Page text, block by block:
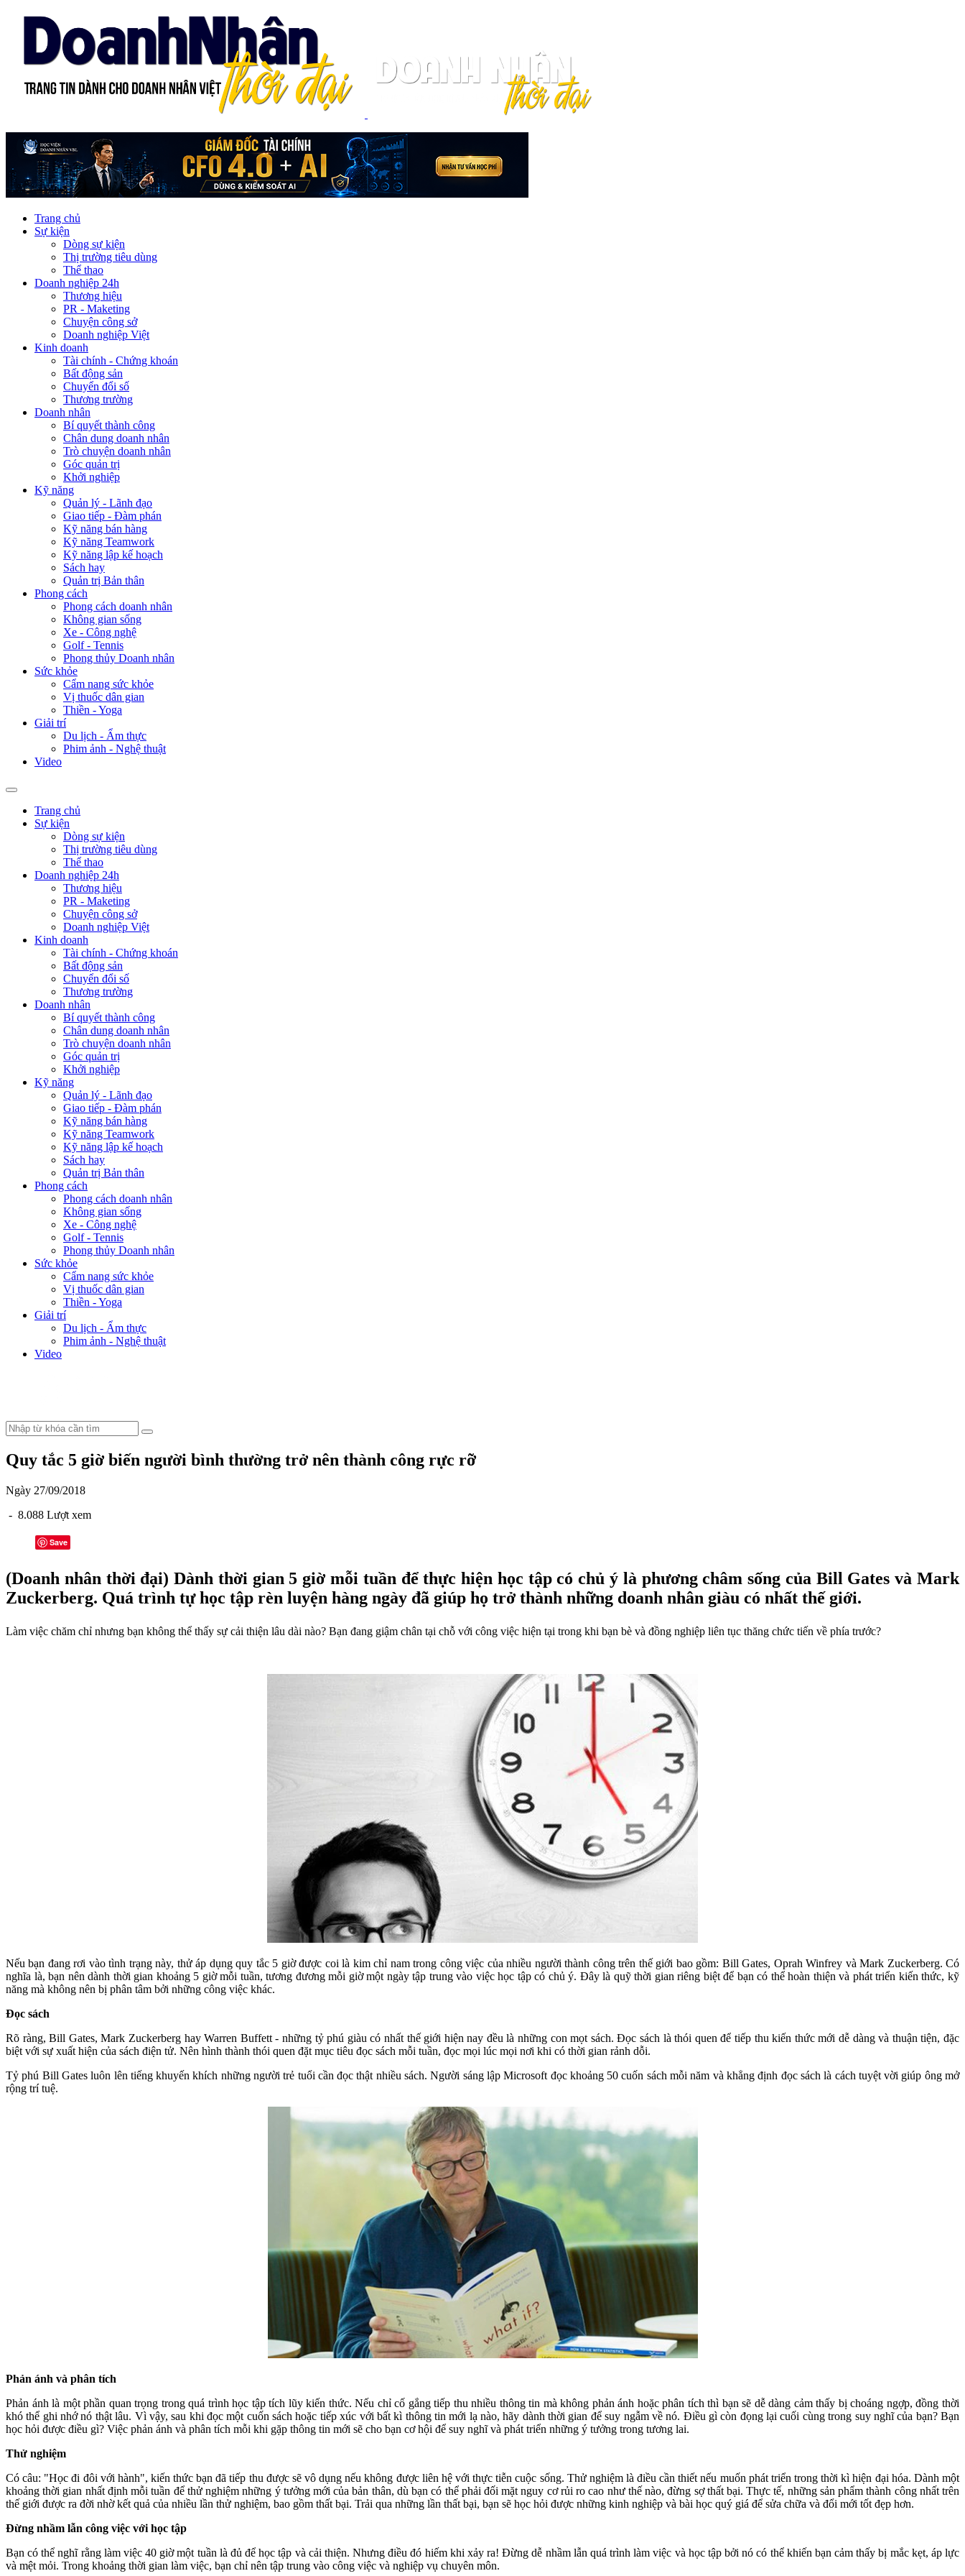
Trang chủ
Sự kiện
Dòng sự kiện
Thị trường tiêu dùng
Thể thao
Doanh nghiệp 24h
Thương hiệu
PR - Maketing
Chuyện công sở
Doanh nghiệp Việt
Kinh doanh
Tài chính - Chứng khoán
Bất động sản
Chuyển đổi số
Thương trường
Doanh nhân
Bí quyết thành công
Chân dung doanh nhân
Trò chuyện doanh nhân
Góc quản trị
Khởi nghiệp
Kỹ năng
Quản lý - Lãnh đạo
Giao tiếp - Đàm phán
Kỹ năng bán hàng
Kỹ năng Teamwork
Kỹ năng lập kế hoạch
Sách hay
Quản trị Bản thân
Phong cách
Phong cách doanh nhân
Không gian sống
Xe - Công nghệ
Golf - Tennis
Phong thủy Doanh nhân
Sức khỏe
Cẩm nang sức khỏe
Vị thuốc dân gian
Thiền - Yoga
Giải trí
Du lịch - Ẩm thực
Phim ảnh - Nghệ thuật
Video
Trang chủ
Sự kiện
Dòng sự kiện
Thị trường tiêu dùng
Thể thao
Doanh nghiệp 24h
Thương hiệu
PR - Maketing
Chuyện công sở
Doanh nghiệp Việt
Kinh doanh
Tài chính - Chứng khoán
Bất động sản
Chuyển đổi số
Thương trường
Doanh nhân
Bí quyết thành công
Chân dung doanh nhân
Trò chuyện doanh nhân
Góc quản trị
Khởi nghiệp
Kỹ năng
Quản lý - Lãnh đạo
Giao tiếp - Đàm phán
Kỹ năng bán hàng
Kỹ năng Teamwork
Kỹ năng lập kế hoạch
Sách hay
Quản trị Bản thân
Phong cách
Phong cách doanh nhân
Không gian sống
Xe - Công nghệ
Golf - Tennis
Phong thủy Doanh nhân
Sức khỏe
Cẩm nang sức khỏe
Vị thuốc dân gian
Thiền - Yoga
Giải trí
Du lịch - Ẩm thực
Phim ảnh - Nghệ thuật
Video
Quy tắc 5 giờ biến người bình thường trở nên thành công rực rỡ
Ngày 27/09/2018
- 8.088 Lượt xem
Save
(Doanh nhân thời đại) Dành thời gian 5 giờ mỗi tuần để thực hiện học tập có chủ ý là phương châm sống của Bill Gates và Mark
Zuckerberg. Quá trình tự học tập rèn luyện hàng ngày đã giúp họ trở thành những doanh nhân giàu có nhất thế giới.
Làm việc chăm chỉ nhưng bạn không thể thấy sự cải thiện lâu dài nào? Bạn đang giậm chân tại chỗ với công việc hiện tại trong khi bạn bè và đồng nghiệp liên tục thăng chức tiến về phía trước?
Nếu bạn đang rơi vào tình trạng này, thử áp dụng quy tắc 5 giờ được coi là kim chỉ nam trong công việc của nhiều người thành công trên thế giới bao gồm: Bill Gates, Oprah Winfrey và Mark Zuckerberg. Có
nghĩa là, bạn nên dành thời gian khoảng 5 giờ mỗi tuần, tương đương mỗi giờ một ngày tập trung vào việc học tập có chủ ý. Đây là quỹ thời gian riêng biệt để bạn có thể hoàn thiện và phát triển kiến thức, kỹ
năng mà không nên bị phân tâm bởi những công việc khác.
Đọc sách
Rõ ràng, Bill Gates, Mark Zuckerberg hay Warren Buffett - những tỷ phú giàu có nhất thế giới hiện nay đều là những con mọt sách. Đọc sách là thói quen để tiếp thu kiến thức mới dễ dàng và thuận tiện, đặc
biệt với sự xuất hiện của sách điện tử. Nên hình thành thói quen đặt mục tiêu đọc sách mỗi tuần, đọc mọi lúc mọi nơi khi có thời gian rảnh dỗi.
Tỷ phú Bill Gates luôn lên tiếng khuyến khích những người trẻ tuổi cần đọc thật nhiều sách. Người sáng lập Microsoft đọc khoảng 50 cuốn sách mỗi năm và khẳng định đọc sách là cách tuyệt vời giúp ông mở
rộng trí tuệ.
Phản ánh và phân tích
Phản ánh là một phần quan trọng trong quá trình học tập tích lũy kiến thức. Nếu chỉ cố gắng tiếp thu nhiều thông tin mà không phản ánh hoặc phân tích thì bạn sẽ dễ dàng cảm thấy bị choáng ngợp, đồng thời
khó thể ghi nhớ nó thật lâu. Vì vậy, sau khi đọc một cuốn sách hoặc tiếp xúc với bất kì thông tin mới lạ nào, hãy dành thời gian để suy ngẫm về nó. Điều gì còn đọng lại cuối cùng trong suy nghĩ của bạn? Bạn
học hỏi được điều gì? Việc phản ánh và phân tích mỗi khi gặp thông tin mới sẽ cho bạn cơ hội để suy nghĩ và phát triển những ý tưởng trong tương lai.
Thử nghiệm
Có câu: "Học đi đôi với hành", kiến thức bạn đã tiếp thu được sẽ vô dụng nếu không được liên hệ với thực tiễn cuộc sống. Thử nghiệm là điều cần thiết nếu muốn phát triển trong thời kì hiện đại hóa. Dành một
khoảng thời gian nhất định mỗi tuần để thử nghiệm những ý tưởng mới của bản thân, dù bạn có thể phải đối mặt nguy cơ rủi ro cao như thế nào, đừng sợ thất bại. Thực tế, những sản phẩm thành công nhất trên
thế giới được ra đời nhờ kết quả của nhiều lần thử nghiệm, bao gồm thất bại. Trải qua những lần thất bại, bạn sẽ học hỏi được những kinh nghiệp và bài học quý giá để sửa chữa và đổi mới tốt đẹp hơn.
Đừng nhầm lẫn công việc với học tập
Bạn có thể nghĩ rằng làm việc 40 giờ một tuần là đủ để học tập và cải thiện. Nhưng điều đó hiếm khi xảy ra! Đừng dễ nhầm lẫn quá trình làm việc và học tập bởi nó có thể khiến bạn cảm thấy bị mắc kẹt, áp lực
và mệt mỏi. Trong khoảng thời gian làm việc, bạn chỉ nên tập trung vào công việc và nghiệp vụ chuyên môn.